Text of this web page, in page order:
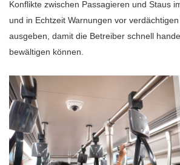
Konflikte zwischen Passagieren und Staus
und in Echtzeit Warnungen vor
ausgeben, damit die Betreiber schnell
bewältigen können.